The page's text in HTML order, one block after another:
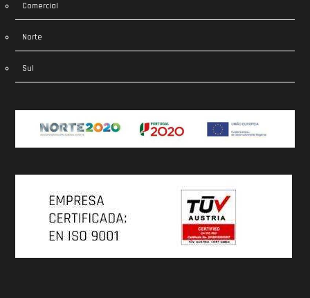
Comercial
Norte
Sul